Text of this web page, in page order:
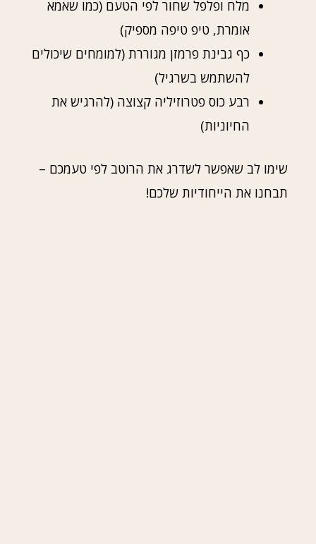
מלח ופלפל שחור לפי הטעם (כמו שאמא
אומרת, טיפ טיפה מספיק)
כף גבינת פרמזן מגוררת (למומחים שיכולים
להשתמש בשרגיל)
רבע כוס פטרוזיליה קצוצה (להרגיש את
החיוניות)
שימו לב שאפשר לשדרג את הרוטב לפי טעמכם –
תבחנו את הייחודיות שלכם!